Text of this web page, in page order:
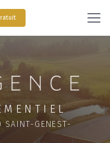
SAINT-GENEST-